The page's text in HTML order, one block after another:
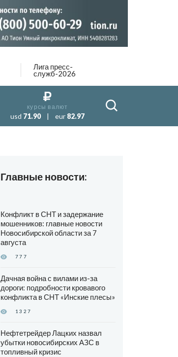
Лига пресс-
служб-2026
курсы валют
usd 71.90 | eur 82.97
Главные новости:
Конфликт в СНТ и задержание
мошенников: главные новости
Новосибирской области за 7
августа
777
Дачная война с вилами из-за
дороги: подробности кровавого
конфликта в СНТ «Инские плесы»
1327
Нефтетрейдер Лацких назвал
убытки новосибирских АЗС в
топливный кризис